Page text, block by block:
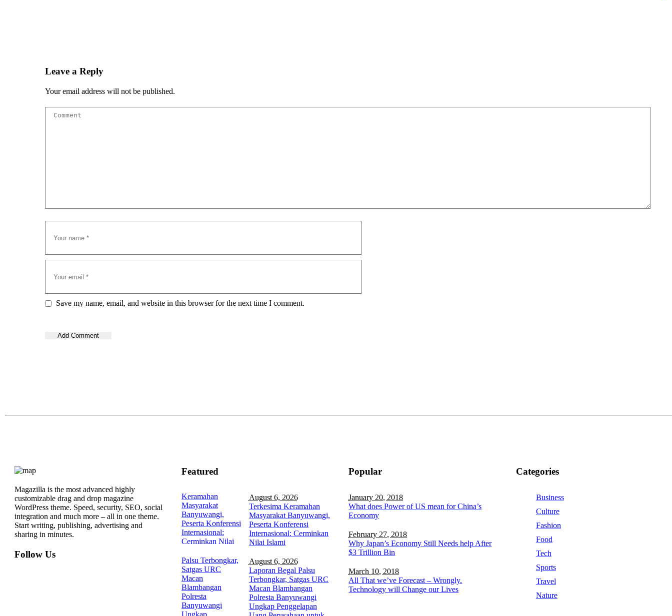
Leave a Reply
Your email address will not be published.
Save my name, email, and website in this browser for the next time I comment.
Magazilla is the most advanced highly
customizable drag and drop magazine
WordPress theme. Speed, security, SEO, social
integration and much more – all in one theme.
Start writing, publishing, advertising and
sharing in minutes.
Follow Us
Featured
August 6, 2026
Terkesima Keramahan
Masyarakat Banyuwangi,
Peserta Konferensi
Internasional: Cerminkan
Nilai Islami
August 6, 2026
Laporan Begal Palsu
Terbongkar, Satgas URC
Macan Blambangan
Polresta Banyuwangi
Ungkap Penggelapan
Popular
January 20, 2018
What does Power of US mean for China’s
Economy
February 27, 2018
Why Japan’s Economy Still Needs help After
$3 Trillion Bin
March 10, 2018
All That we’ve Forecast – Wrongly.
Technology will Change our Lives
Categories
Business
Culture
Fashion
Food
Tech
Sports
Travel
Nature